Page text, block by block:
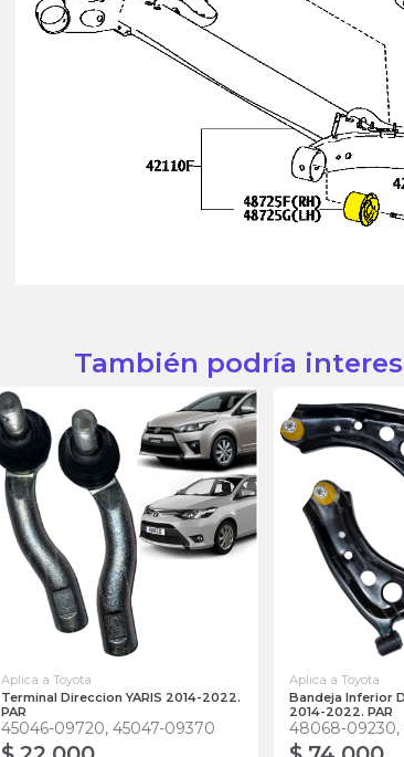
También podría
Aplica a Toyota
Terminal Direccion YARIS 2014-2022.
PAR
45046-09720, 45047-09370
Aplica a Toyota
Bandeja Inferior
2014-2022. PAR
48068-